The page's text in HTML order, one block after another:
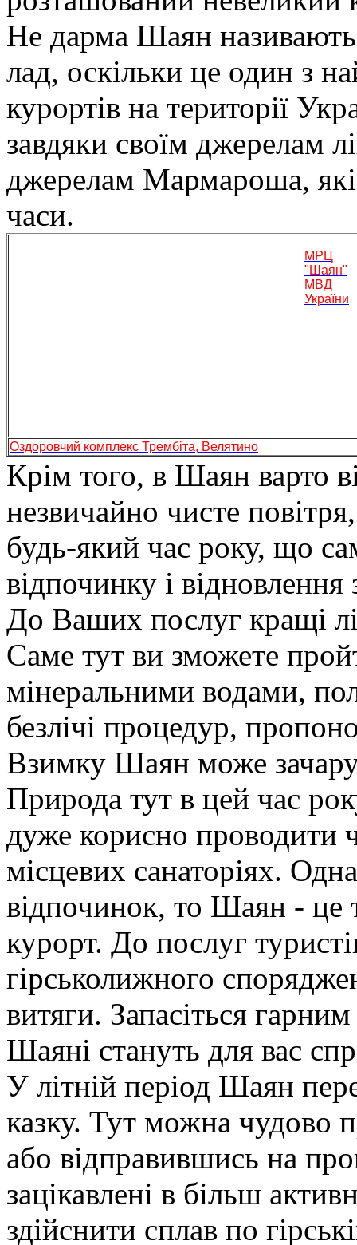
Не дарма Шаян
лад, оскільки це один з
курортів на території
завдяки своїм джерелам
джерелам Мармароша, які
часи.
МРЦ
"Шаян"
МВД
України
Оздоровчий комплекс Трембіта, Велятино
Крім того, в Шаян варто
незвичайно чисте
будь-який час року, що
відпочинку і відновлення
До Ваших послуг кращі
Саме тут ви зможете
мінеральними водами,
безлічі процедур,
Взимку Шаян може
Природа тут в цей час
дуже корисно проводити
місцевих санаторіях.
відпочинок, то Шаян - це
курорт. До послуг
гірськолижного
витяги. Запасіться
Шаяні стануть для вас
У літній період Шаян
казку. Тут можна чудово
або відправившись на
зацікавлені в більш
здійснити сплав по